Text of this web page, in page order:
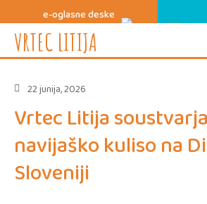
e-oglasne deske
VRTEC LITIJA
22 junija, 2026
Vrtec Litija
navijaško kuliso na
Sloveniji